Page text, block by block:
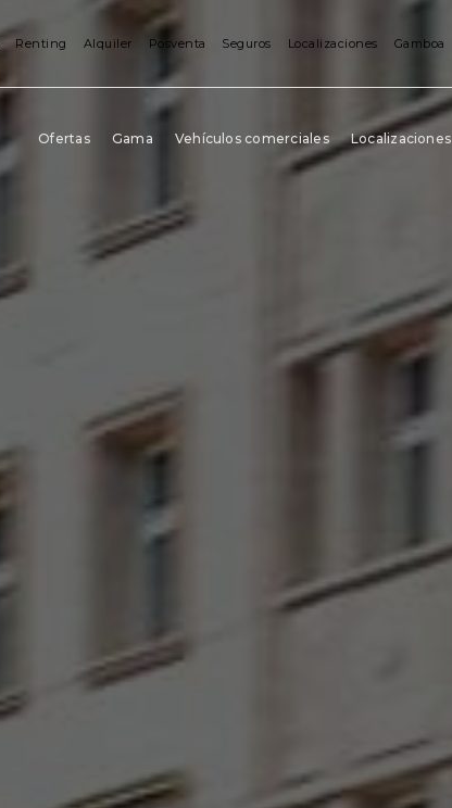
Renting Alquiler Posventa Seguros Localizaciones Gamboa
Ofertas Gama Vehículos comerciales Localizaciones